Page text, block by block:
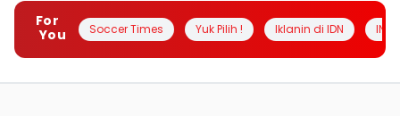
For
You
Soccer Times Yuk Pilih ! Iklanin di IDN